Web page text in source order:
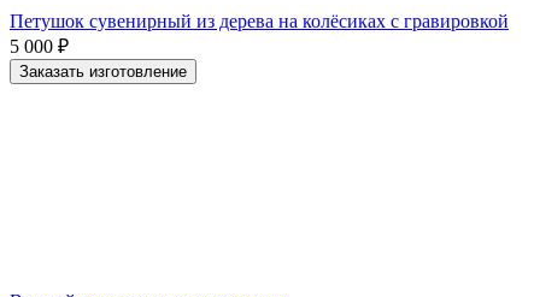
Петушок сувенирный из дерева на колёсиках с гравировкой
5 000 ₽
Заказать изготовление